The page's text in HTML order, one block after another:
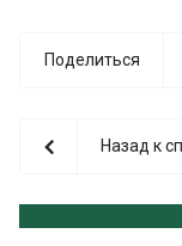
Поделиться
Назад к